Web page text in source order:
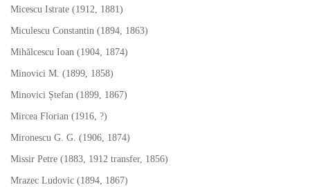
Micescu Istrate (1912, 1881)
Miculescu Constantin (1894, 1863)
Mihălcescu Ioan (1904, 1874)
Minovici M. (1899, 1858)
Minovici Ștefan (1899, 1867)
Mircea Florian (1916, ?)
Mironescu G. G. (1906, 1874)
Missir Petre (1883, 1912 transfer, 1856)
Mrazec Ludovic (1894, 1867)